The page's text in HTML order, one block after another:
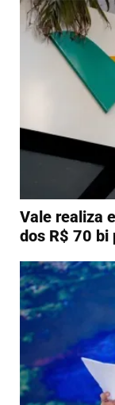
Vale realiza
dos R$ 70 bi